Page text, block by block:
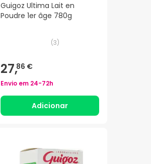
Guigoz Ultima Lait en
Poudre 1er âge 780g
(3)
27,86 €
Envio em 24-72h
Adicionar